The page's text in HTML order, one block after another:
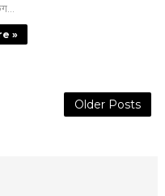
»
Older Posts